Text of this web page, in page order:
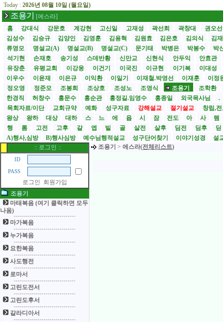
Today : 2026년 08월 10일 (월요일)
조용기
[에스라]
홈
강대식 강문호 계강현 고신일 고재성 곽선희 곽창대
권오
김성수
김승규 김양인 김영훈 김용혁 김원효 김은호 김의식
김
류영모
명설교(A) 명설교(B) 명설교(C) 문기태 박병은 박봉수
박
석기현
손재호 송기성 스데반황 신만교 신현식 안두익
안효관
유장춘
유평교회 이강웅 이건기 이국진 이규현 이기복
이대성
이우수
이윤재 이은규 이익환 이일기 이재철.박영선 이재훈
이정
정오영
정준모 조봉희 조상호 조성노 조영식 조용기
조학환
한경직
허창수 홍문수 홍순관 홍정길.임영수 홍종일 외국목사님
.
목회자료/이단
교회규약 예화 성구자료 강해설교 절기설교
창립,
왕상
왕하 대상 대하 스 느 에 욥 시 잠 전도 아 사
렘
행
롬 고전 고후 갈 엡 빌 골 살전 살후 딤전 딤후
딛
A)행사,심방
B)행사심방 예수님행적설교 성구단어찾기 이야기성경
설
:: 로그인 ::
ID
PASS
로그인
회원가입
조용기
마태복음 (여기 클릭하면 모두
나옴)
마가복음
누가복음
요한복음
사도행전
로마서
고린도전서
고린도후서
갈라디아서
조용기 > 에스라(전체리스트)